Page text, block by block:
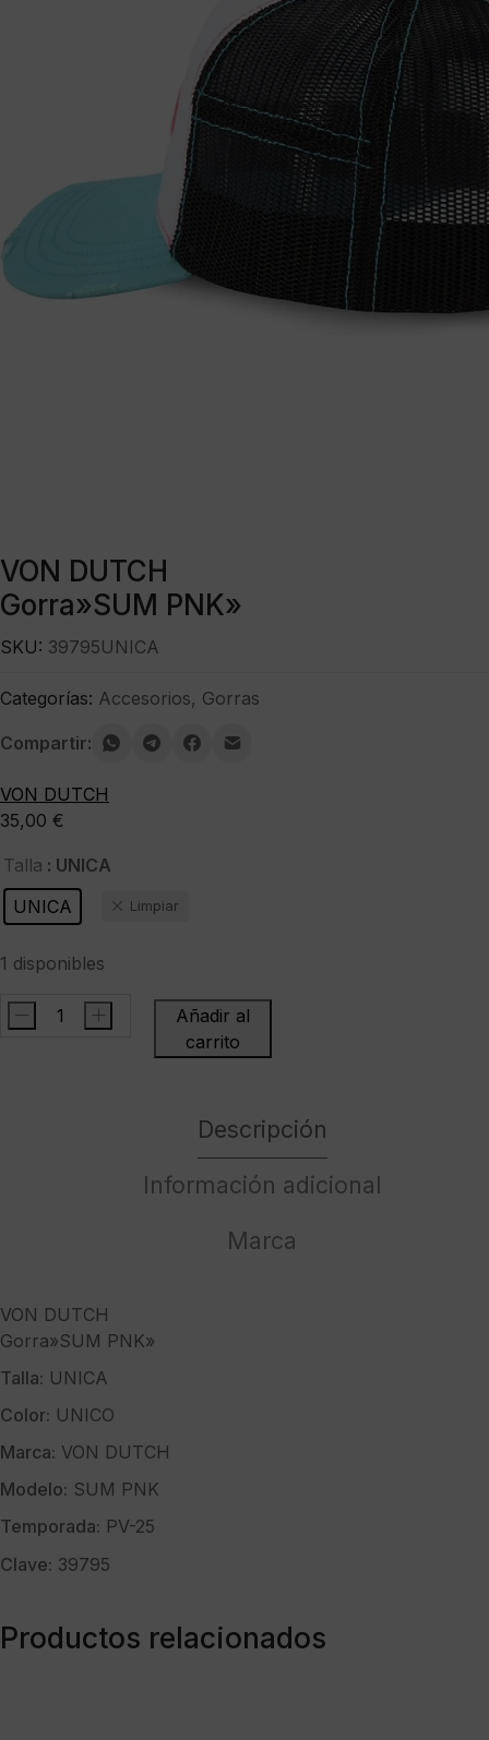
VON DUTCH
Gorra»SUM PNK»
35,00 €
Talla : UNICA
UNICA
Limpiar
1 disponibles
VON
DUTCHGorra"SUM
- +
Añadir al
carrito
SKU: 39795UNICA
Categorías: Accesorios, Gorras
Compartir:
VON DUTCH
Descripción
Información adicional
Marca
VON DUTCH
Gorra»SUM PNK»
Talla: UNICA
Color: UNICO
Marca: VON DUTCH
Modelo: SUM PNK
Temporada: PV-25
Clave: 39795
Productos relacionados